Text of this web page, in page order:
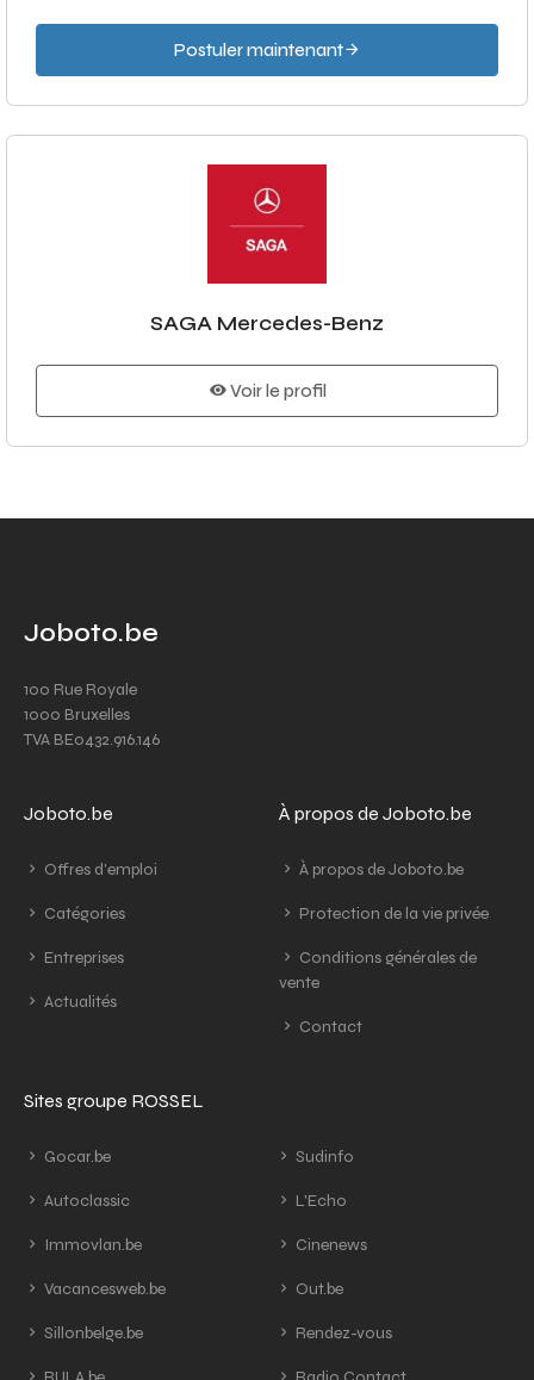
Postuler maintenant
SAGA Mercedes-Benz
Voir le profil
Joboto.be
100 Rue Royale
1000 Bruxelles
TVA BE0432.916.146
Joboto.be
Offres d'emploi
Catégories
Entreprises
Actualités
À propos de Joboto.be
À propos de Joboto.be
Protection de la vie privée
Conditions générales de
vente
Contact
Sites groupe ROSSEL
Gocar.be
Autoclassic
Immovlan.be
Vacancesweb.be
Sillonbelge.be
Sudinfo
L'Echo
Cinenews
Out.be
Rendez-vous